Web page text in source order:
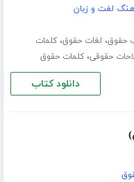
لغت و زبان
حقوق، لغات حقوق،کلمات
حقوقی،کلمات حقوق
دانلود کتاب